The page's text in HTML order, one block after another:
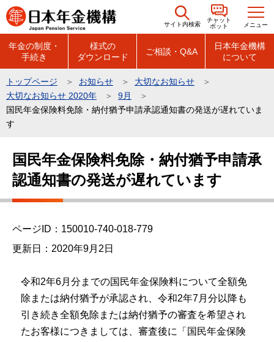
こ
の
先
頭
サイト内検索
チャット
ボット
メニュー
年金の制度・
手続き
様式の
ダウンロード
ご相談・Q&A
日本年金機構
について
トップページ お知らせ
大切なお知らせ
大切なお知らせ 2020年
9月
国民年金保険料免除・納付猶予申請承認通知書の発送が遅れていま
す
国民年金保険料免除・納付猶予申請承
認通知書の発送が遅れています
ページID：150010-740-018-779
更新日：2020年9月2日
令和2年6月分までの国民年金保険料について全額免
除または納付猶予が承認され、令和2年7月分以降も
引き続き全額免除または納付猶予の審査を希望され
たお客様につきましては、審査後に「国民年金保険